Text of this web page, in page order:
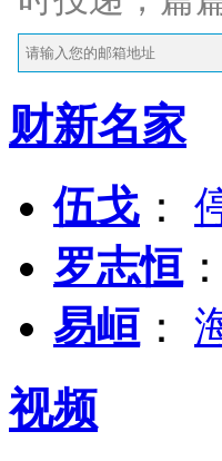
财新名家
伍戈 ：
罗志恒 ：
易峘 ：
视频